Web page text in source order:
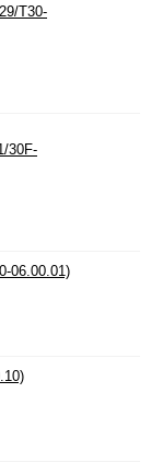
T30-
30F-
06.00.01)